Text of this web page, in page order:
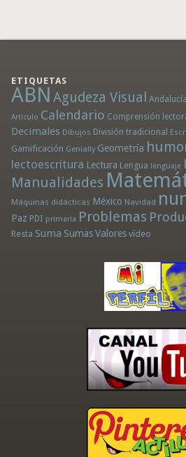
ETIQUETAS
ABN Agudeza Visual Andalucía
Artículo Calendario Comprensión
Decimales Dibujos División tradicional
Gamificación Genially Geometría
lectoescritura Lectura Lengua lenguaje
Manualidades
Máquinas didácticas México Navidad
Paz PDI primaria Problemas
Resta Suma Sumas Valores vídeo